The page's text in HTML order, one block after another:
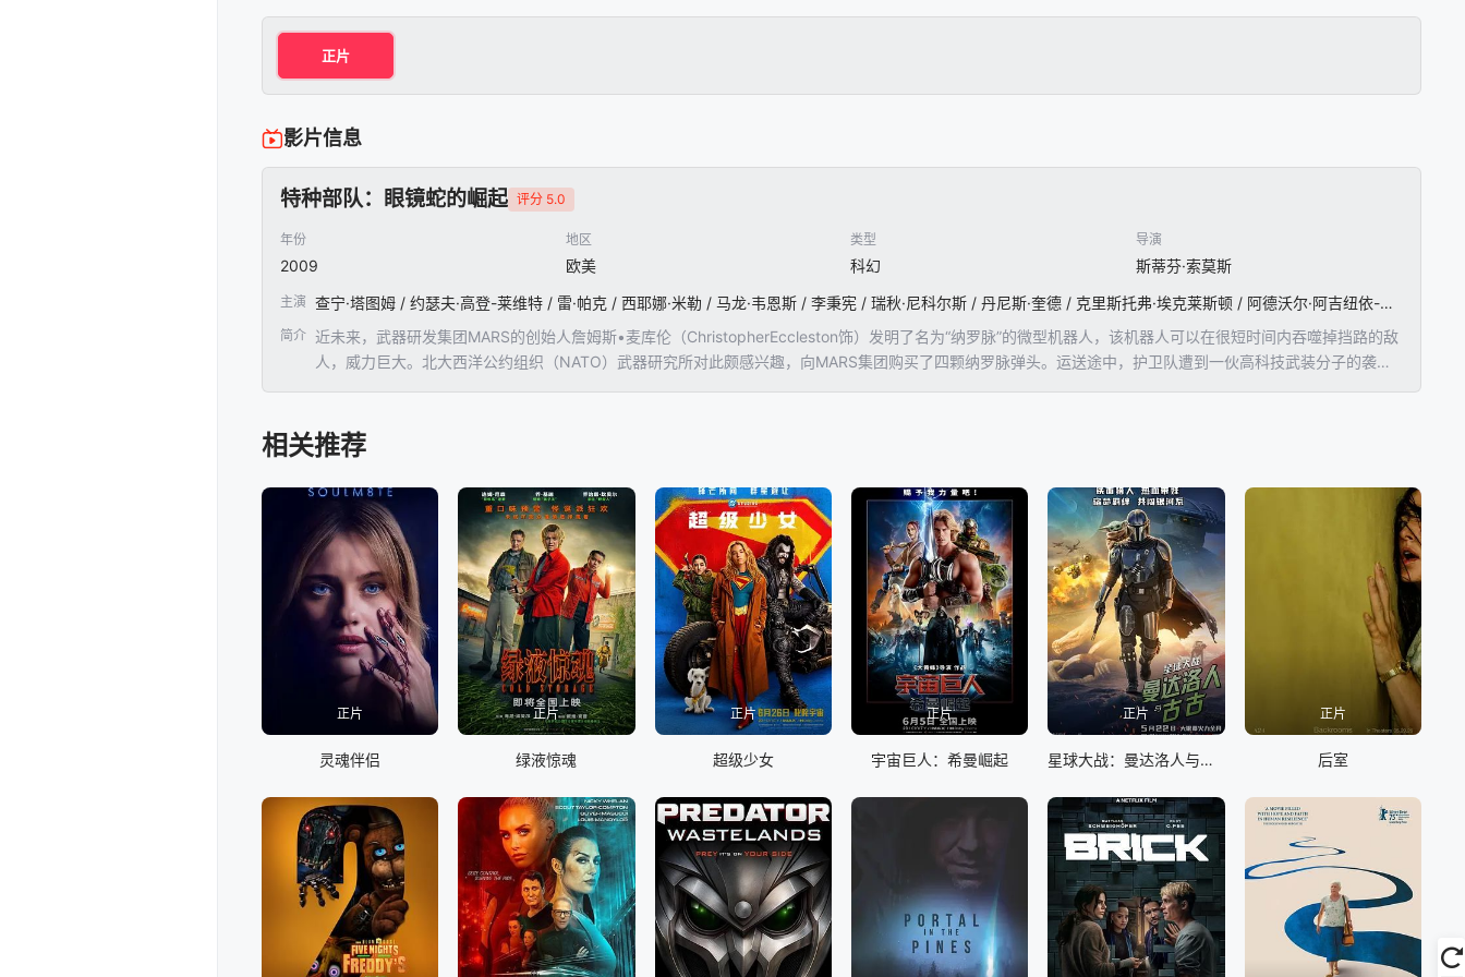
正片
影片信息
特种部队：眼镜蛇的崛起 评分 5.0
年份
2009
地区
欧美
类型
科幻
导演
斯蒂芬·索莫斯
主演 查宁·塔图姆 / 约瑟夫·高登-莱维特 / 雷·帕克 / 西耶娜·米勒 / 马龙·韦恩斯 / 李秉宪 / 瑞秋·尼科尔斯 / 丹尼斯·奎德 / 克里斯托弗·埃克莱斯顿 / 阿德沃尔·阿吉纽依-艾格拜吉 / 萨伊德·塔格马奥 / 阿诺德·沃斯洛 / 乔纳森·普雷斯 / 格里高利·菲托西 / 里奥·霍华德 / 卡罗莱娜·科库娃 / 大卫·莫瑞 / 凯文·J·奥康纳 / 布兰登·司徒 / 迈克尔·本耶尔 / 彼得·布雷特曼耶 / 迈克尔·布罗德里克 / 伊莲娜 / 伊凡杰洛 / 雅克·弗朗茨 / 波顿·佩雷兹 / 鲍勃·洪诺 / 阿什利·萨默斯 / 古纳尔·怀特 / 邓肯·布拉沃 / 查尔斯·豪尔顿 / 肯·托马斯 / Frederic
简介 近未来，武器研发集团MARS的创始人詹姆斯•麦库伦（ChristopherEccleston饰）发明了名为“纳罗脉”的微型机器人，该机器人可以在很短时间内吞噬掉挡路的敌
人，威力巨大。北大西洋公约组织（NATO）武器研究所对此颇感兴趣，向MARS集团购买了四颗纳罗脉弹头。运送途中，护卫队遭到一伙高科技武装分子的袭
夺取弹头的幕后黑手正是麦库伦，他企图从NATO榨取巨额资金以支持他的研究，继而实现称霸世界的野心。一场正邪较量就此展开……
相关推荐
正片
灵魂伴侣
正片
绿液惊魂
正片
超级少女
正片
宇宙巨人：希曼崛起
正片
星球大战：曼达洛人与古古
正片
后室